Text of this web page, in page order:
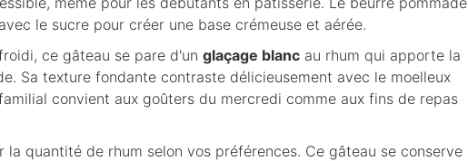
le sucre pour créer une base crémeuse et aérée.
ce gâteau se pare d'un glaçage blanc au rhum qui apporte la
Sa texture fondante contraste délicieusement avec le moelleux
convient aux goûters du mercredi comme aux fins de repas
la quantité de rhum selon vos préférences. Ce gâteau se conserve